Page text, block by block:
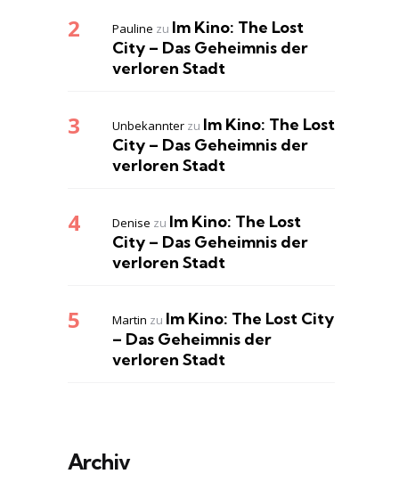
Pauline zu Im Kino: The Lost
City – Das Geheimnis der
verloren Stadt
Unbekannter zu Im Kino: The Lost
City – Das Geheimnis der
verloren Stadt
Denise zu Im Kino: The Lost
City – Das Geheimnis der
verloren Stadt
Martin zu Im Kino: The Lost City
– Das Geheimnis der
verloren Stadt
Archiv